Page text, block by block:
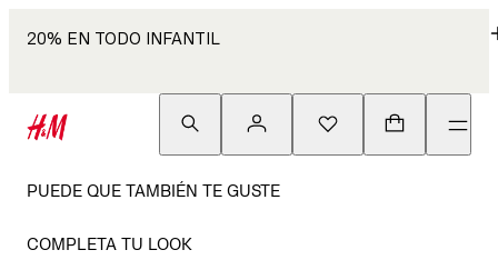
20% EN TODO INFANTIL
PUEDE QUE TAMBIÉN TE GUSTE
COMPLETA TU LOOK